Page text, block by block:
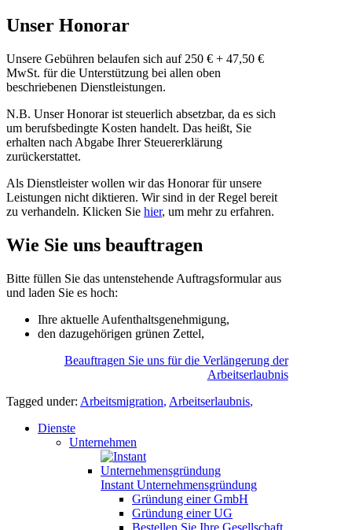
Unser Honorar
Unsere Gebühren belaufen sich auf 250 € + 47,50 €
MwSt. für die Unterstützung bei allen oben
beschriebenen Dienstleistungen.
N.B. Unser Honorar ist steuerlich absetzbar, da es sich
um berufsbedingte Kosten handelt. Das heißt, Sie
erhalten nach Abgabe Ihrer Steuererklärung
zurückerstattet.
Als Dienstleister wollen wir das Honorar für unsere
Leistungen nicht diktieren. Wir sind in der Regel bereit
zu verhandeln. Klicken Sie hier, um mehr zu erfahren.
Wie Sie uns beauftragen
Bitte füllen Sie das untenstehende Auftragsformular aus
und laden Sie es hoch:
Ihre aktuelle Aufenthaltsgenehmigung,
den dazugehörigen grünen Zettel,
Beauftragen Sie uns für die Verlängerung der
Arbeitserlaubnis
Tagged under: Arbeitsmigration, Arbeitserlaubnis,
Dienste
Unternehmen
Instant Unternehmensgründung
Gründung einer GmbH
Gründung einer UG
Bestellen Sie Ihre Gesellschaft